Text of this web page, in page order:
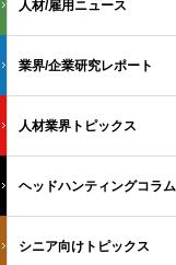
人材/雇用ニュース
業界/企業研究レポート
人材業界トピックス
ヘッドハンティングコラム
シニア向けトピックス